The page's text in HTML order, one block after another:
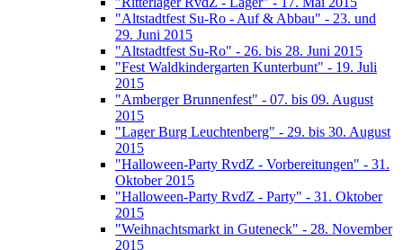
"Altstadtfest Su-Ro - Auf & Abbau" - 23. und
29. Juni 2015
"Altstadtfest Su-Ro" - 26. bis 28. Juni 2015
"Fest Waldkindergarten Kunterbunt" - 19. Juli
2015
"Amberger Brunnenfest" - 07. bis 09. August
2015
"Lager Burg Leuchtenberg" - 29. bis 30. August
2015
"Halloween-Party RvdZ - Vorbereitungen" - 31.
Oktober 2015
"Halloween-Party RvdZ - Party" - 31. Oktober
2015
"Weihnachtsmarkt in Guteneck" - 28. November
2015